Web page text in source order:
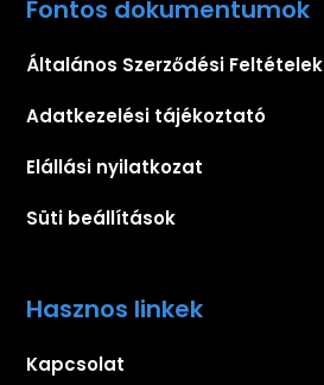
Fontos dokumentumok
Általános Szerződési Feltételek
Adatkezelési tájékoztató
Elállási nyilatkozat
Süti beállítások
Hasznos linkek
Kapcsolat